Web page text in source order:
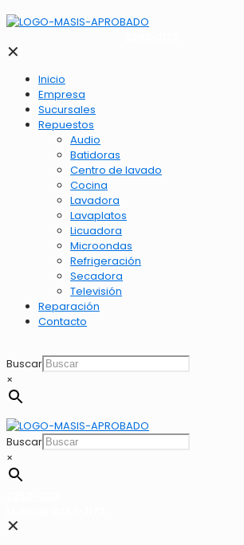
✕
Inicio
Empresa
Sucursales
Repuestos
Audio
Batidoras
Centro de lavado
Cocina
Lavadora
Lavaplatos
Licuadora
Microondas
Refrigeración
Secadora
Televisión
Reparación
Contacto
Buscar
×
Buscar
×
✕